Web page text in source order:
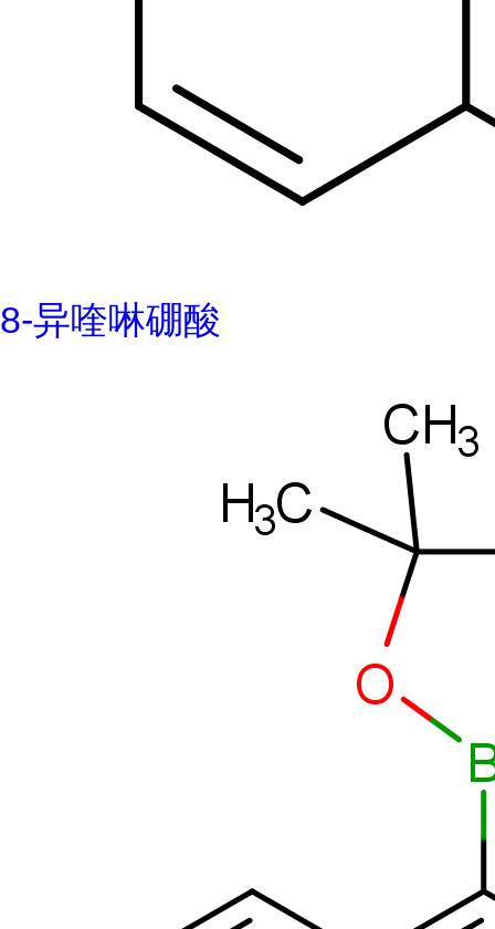
8-异喹啉硼酸